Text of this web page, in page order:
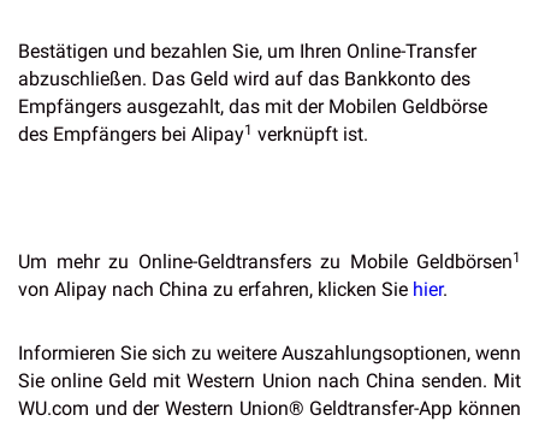
Bestätigen und bezahlen Sie, um Ihren Online-Transfer
abzuschließen. Das Geld wird auf das Bankkonto des
Empfängers ausgezahlt, das mit der Mobilen Geldbörse
des Empfängers bei Alipay1 verknüpft ist.
Um mehr zu Online-Geldtransfers zu Mobile Geldbörsen1
von Alipay nach China zu erfahren, klicken Sie hier.
Informieren Sie sich zu weitere Auszahlungsoptionen, wenn
Sie online Geld mit Western Union nach China senden. Mit
WU.com und der Western Union® Geldtransfer-App können